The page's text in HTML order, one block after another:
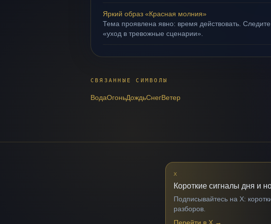
Яркий образ «Красная молния»
Тема проявлена явно: время действовать.
«уход в тревожные сценарии».
СВЯЗАННЫЕ СИМВОЛЫ
ВодаОгоньДождьСнегВетер
X
Короткие сигналы дня и
Подписывайтесь на X:
разборов.